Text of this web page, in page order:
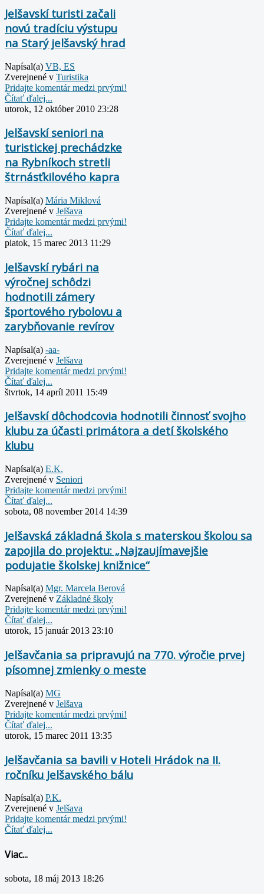
Jelšavskí turisti začali
novú tradíciu výstupu
na Starý jelšavský hrad
Napísal(a) VB, ES
Zverejnené v Turistika
Pridajte komentár medzi prvými!
Čítať ďalej...
utorok, 12 október 2010 23:28
Jelšavskí seniori na
turistickej prechádzke
na Rybníkoch stretli
štrnásťkilového kapra
Napísal(a) Mária Miklová
Zverejnené v Jelšava
Pridajte komentár medzi prvými!
Čítať ďalej...
piatok, 15 marec 2013 11:29
Jelšavskí rybári na
výročnej schôdzi
hodnotili zámery
športového rybolovu a
zarybňovanie revírov
Napísal(a) -aa-
Zverejnené v Jelšava
Pridajte komentár medzi prvými!
Čítať ďalej...
štvrtok, 14 apríl 2011 15:49
Jelšavskí dôchodcovia hodnotili činnosť svojho
klubu za účasti primátora a detí školského
klubu
Napísal(a) E.K.
Zverejnené v Seniori
Pridajte komentár medzi prvými!
Čítať ďalej...
sobota, 08 november 2014 14:39
Jelšavská základná škola s materskou školou sa
zapojila do projektu: „Najzaujímavejšie
podujatie školskej knižnice“
Napísal(a) Mgr. Marcela Berová
Zverejnené v Základné školy
Pridajte komentár medzi prvými!
Čítať ďalej...
utorok, 15 január 2013 23:10
Jelšavčania sa pripravujú na 770. výročie prvej
písomnej zmienky o meste
Napísal(a) MG
Zverejnené v Jelšava
Pridajte komentár medzi prvými!
Čítať ďalej...
utorok, 15 marec 2011 13:35
Jelšavčania sa bavili v Hoteli Hrádok na II.
ročníku Jelšavského bálu
Napísal(a) P.K.
Zverejnené v Jelšava
Pridajte komentár medzi prvými!
Čítať ďalej...
Viac...
sobota, 18 máj 2013 18:26